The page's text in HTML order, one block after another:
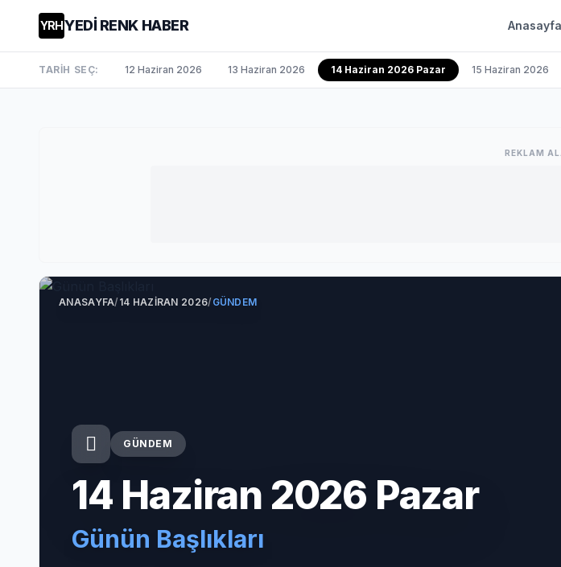
YRHYEDİ RENK HABER Anasayfa
TARİH SEÇ: 12 Haziran 2026 13 Haziran 2026 14 Haziran 2026 Pazar 15 Haziran 2026
REKLAM
ANASAYFA/14 HAZIRAN 2026/GÜNDEM
GÜNDEM
14 Haziran 2026 Pazar
Günün Başlıkları